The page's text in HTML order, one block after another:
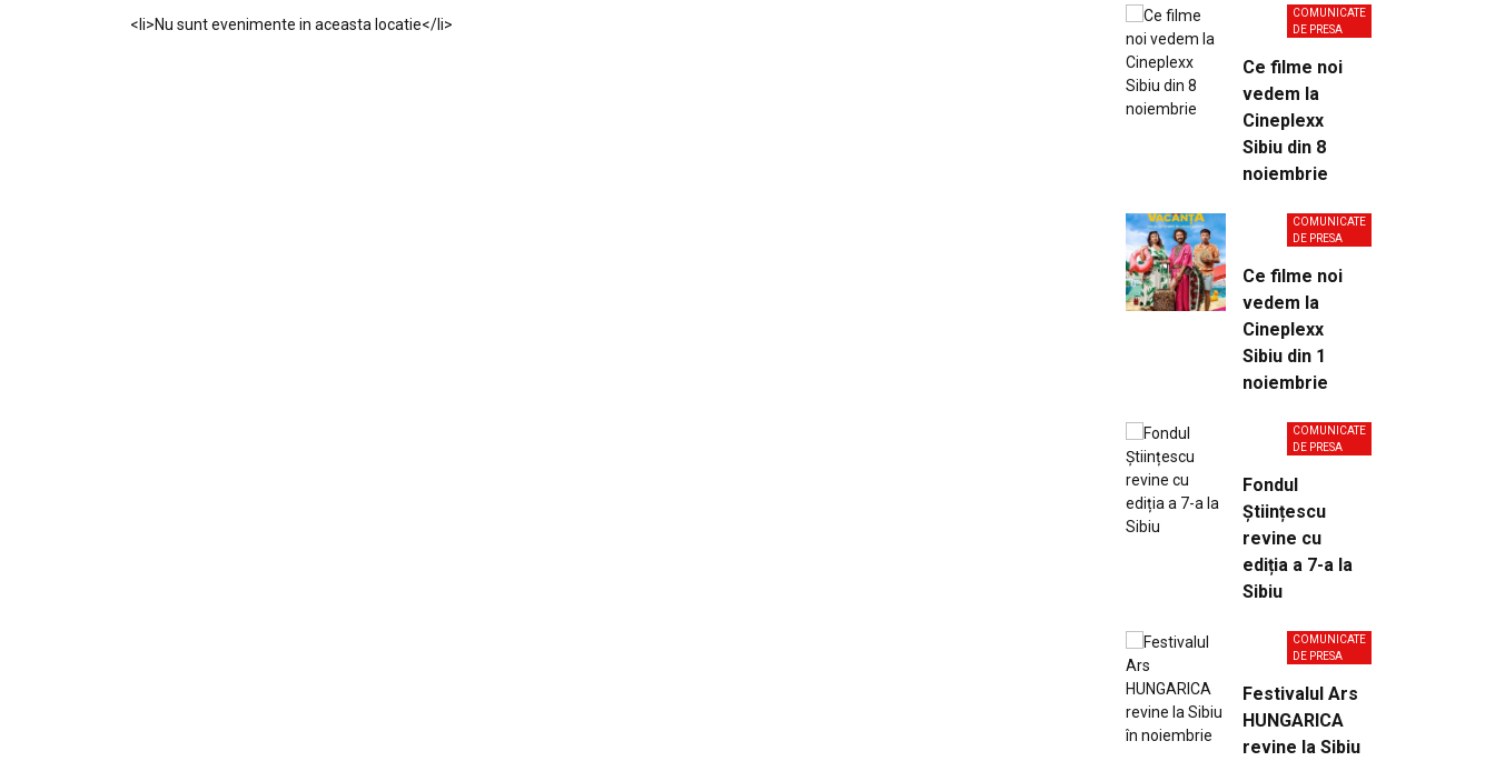
<li>Nu sunt evenimente in aceasta locatie</li>
COMUNICATE
DE PRESA
Ce filme noi
vedem la
Cineplexx
Sibiu din 8
noiembrie
COMUNICATE
DE PRESA
Ce filme noi
vedem la
Cineplexx
Sibiu din 1
noiembrie
COMUNICATE
DE PRESA
Fondul
Științescu
revine cu
ediția a 7-a la
Sibiu
COMUNICATE
DE PRESA
Festivalul Ars
HUNGARICA
revine la Sibiu